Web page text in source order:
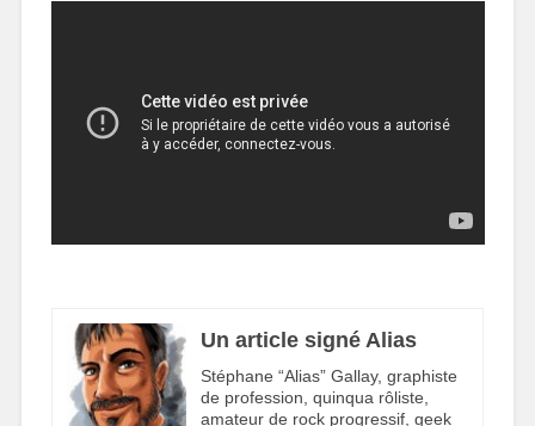
Un article signé Alias
Stéphane “Alias” Gallay, graphiste
de profession, quinqua rôliste,
amateur de rock progressif, geek